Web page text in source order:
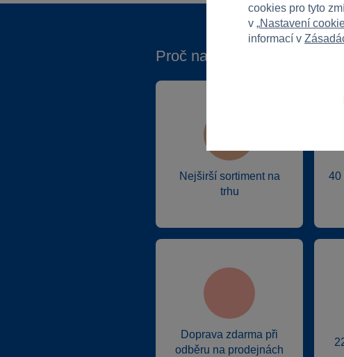
Proč nakupovat ve Sparkys?
Nejširší sortiment na
trhu
40
Doprava zdarma při
odběru na prodejnách
cookies pro tyto
v „Nastavení
informací v